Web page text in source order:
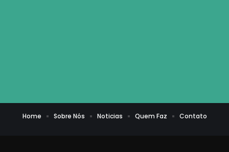
Home Sobre Nós Noticias Quem Faz Contato